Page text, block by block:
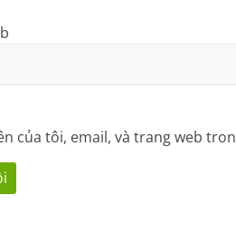
của tôi, email, và trang web